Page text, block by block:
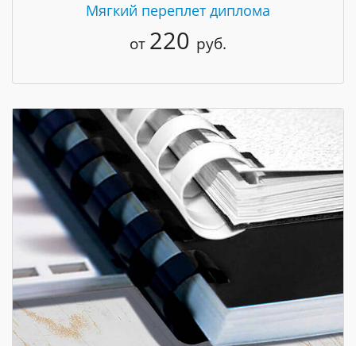
Мягкий переплет диплома
от 220 руб.